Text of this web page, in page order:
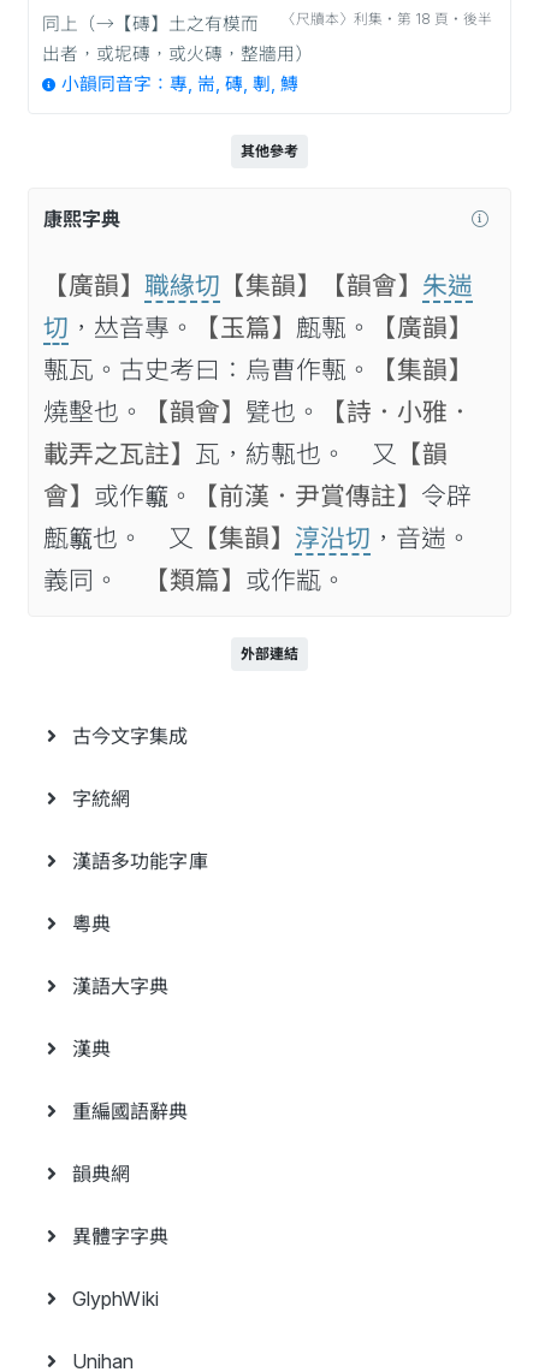
〈尺牘本〉利集‧第 18 頁‧後半
同上（→【磚】土之有模而
出者，或坭磚，或火磚，整牆用）
小韻同音字：專, 耑, 磚, 剸, 鱄
其他參考
康熙字典
【廣韻】 職緣切 【集韻】 【韻會】 朱遄
切 ，𠀤音專。 【玉篇】 㼾甎。
【廣韻】
甎瓦。古史考曰：烏曹作甎。
【集韻】
燒墼也。
【韻會】 甓也。
【詩．小雅．
載弄之瓦註】 瓦，紡甎也。 又
【韻
會】 或作𥶸。 【前漢．尹賞傳註】 令辟
㼾𥶸也。 又
【集韻】 淳沿切 ，音遄。
義同。
【類篇】 或作㼷。
外部連結
古今文字集成
字統網
漢語多功能字庫
粵典
漢語大字典
漢典
重編國語辭典
韻典網
異體字字典
GlyphWiki
Unihan